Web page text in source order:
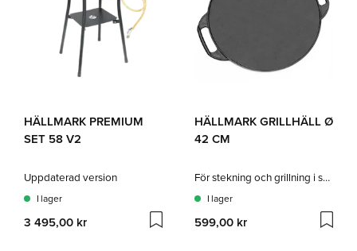
HÄLLMARK PREMIUM
SET 58 V2
Uppdaterad version
I lager
3 495,00 kr
HÄLLMARK GRILLHÄLL Ø
42 CM
För stekning och grillning i samma häll
I lager
599,00 kr